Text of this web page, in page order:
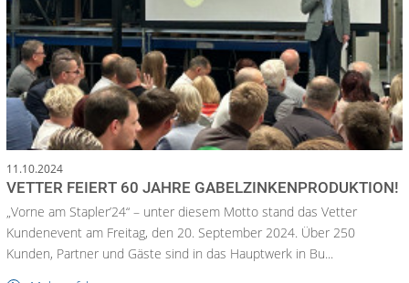
11.10.2024
VETTER FEIERT 60 JAHRE GABELZINKENPRODUKTION!
„Vorne am Stapler’24“ – unter diesem Motto stand das Vetter
Kundenevent am Freitag, den 20. September 2024. Über 250
Kunden, Partner und Gäste sind in das Hauptwerk in Bu...